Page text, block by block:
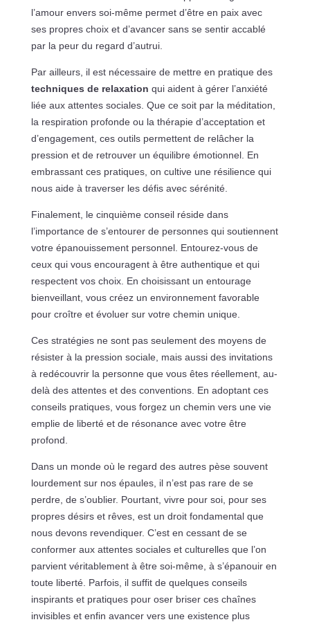
l’amour envers soi-même permet d’être en paix avec
ses propres choix et d’avancer sans se sentir accablé
par la peur du regard d’autrui.
Par ailleurs, il est nécessaire de mettre en pratique des
techniques de relaxation qui aident à gérer l’anxiété
liée aux attentes sociales. Que ce soit par la méditation,
la respiration profonde ou la thérapie d’acceptation et
d’engagement, ces outils permettent de relâcher la
pression et de retrouver un équilibre émotionnel. En
embrassant ces pratiques, on cultive une résilience qui
nous aide à traverser les défis avec sérénité.
Finalement, le cinquième conseil réside dans
l’importance de s’entourer de personnes qui soutiennent
votre épanouissement personnel. Entourez-vous de
ceux qui vous encouragent à être authentique et qui
respectent vos choix. En choisissant un entourage
bienveillant, vous créez un environnement favorable
pour croître et évoluer sur votre chemin unique.
Ces stratégies ne sont pas seulement des moyens de
résister à la pression sociale, mais aussi des invitations
à redécouvrir la personne que vous êtes réellement, au-
delà des attentes et des conventions. En adoptant ces
conseils pratiques, vous forgez un chemin vers une vie
emplie de liberté et de résonance avec votre être
profond.
Dans un monde où le regard des autres pèse souvent
lourdement sur nos épaules, il n’est pas rare de se
perdre, de s’oublier. Pourtant, vivre pour soi, pour ses
propres désirs et rêves, est un droit fondamental que
nous devons revendiquer. C’est en cessant de se
conformer aux attentes sociales et culturelles que l’on
parvient véritablement à être soi-même, à s’épanouir en
toute liberté. Parfois, il suffit de quelques conseils
inspirants et pratiques pour oser briser ces chaînes
invisibles et enfin avancer vers une existence plus